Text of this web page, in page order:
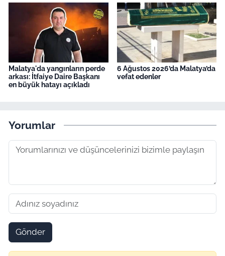
Malatya'da yangınların perde
arkası: İtfaiye Daire Başkanı
en büyük hatayı açıkladı
6 Ağustos 2026’da Malatya’da
vefat edenler
Yorumlar
Gönder